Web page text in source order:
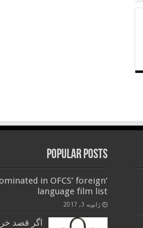
Popular Posts
in OFCS’ foreign
language film list
ژانویه 3, 2017
اگر قصد